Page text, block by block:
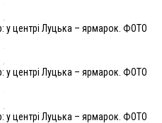
у центрі Луцька – ярмарок. ФОТО
у центрі Луцька – ярмарок. ФОТО
у центрі Луцька – ярмарок. ФОТО